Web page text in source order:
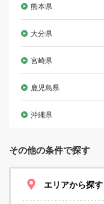
熊本県
大分県
宮崎県
鹿児島県
沖縄県
その他の条件で探す
エリアから探す